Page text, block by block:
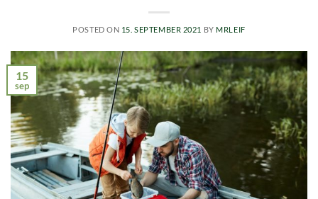
POSTED ON 15. SEPTEMBER 2021 BY MRLEIF
15
sep